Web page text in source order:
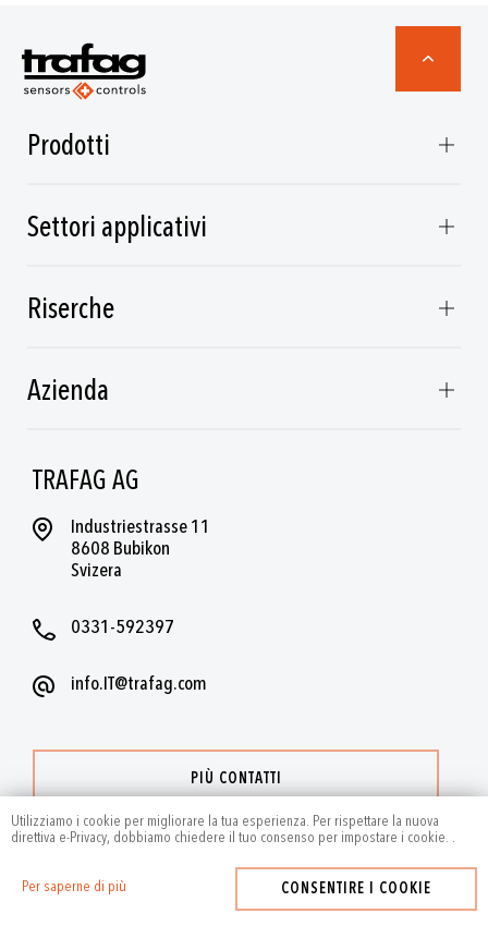
Utilizziamo i cookie per migliorare la tua esperienza. Per rispettare la nuova
direttiva e-Privacy, dobbiamo chiedere il tuo consenso per impostare i cookie.
Per saperne di più
.
CONSENTIRE I COOKIE
TRAFAG AG
Industriestrasse 11
8608 Bubikon
Svizera
0331-592397
info.IT@trafag.com
PIÙ CONTATTI
Prodotti
Settori applicativi
Riserche
Azienda